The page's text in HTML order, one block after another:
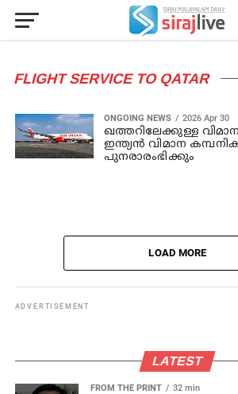
FLIGHT SERVICE TO QATAR
ONGOING NEWS 2026 Apr 30
ഖത്തറിലേക്കുള്ള
ഇന്ത്യന്‍ വിമാന
പുനരാരംഭിക്കും
LOAD MORE
ADVERTISEMENT
LATEST
FROM THE PRINT 32 min